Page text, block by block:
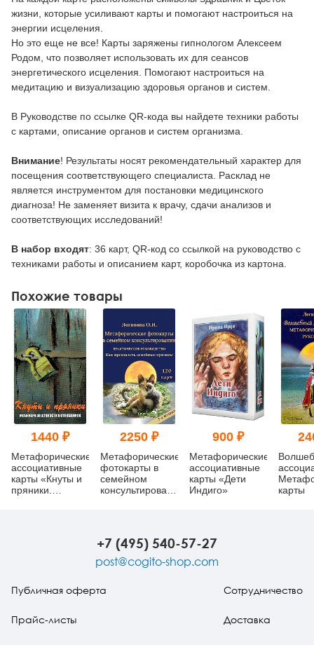
жизни, которые усиливают карты и помогают настроиться на
энергии исцеления.
Но это еще не все! Карты заряжены гипнологом Алексеем
Родом, что позволяет использовать их для сеансов
энергетического исцеления. Помогают настроиться на
медитацию и визуализацию здоровья органов и систем.
В Руководстве по ссылке QR-кода вы найдете техники работы
с картами, описание органов и систем организма.
Внимание! Результаты носят рекомендательный характер для
посещения соответствующего специалиста. Расклад не
является инструментом для постановки медицинского
диагноза! Не заменяет визита к врачу, сдачи анализов и
соответствующих исследований!
В набор входят: 36 карт, QR-код со ссылкой на руководство с
техниками работы и описанием карт, коробочка из картона.
Похожие товары
1440 ₽
Метафорические
ассоциативные
карты «Кнуты и
пряники.
2250 ₽
Метафорические
фотокарты в
семейном
консультировании.
кризисы
900 ₽
Метафорические
ассоциативные
карты «Дети
Индиго»
карты
+7 (495) 540-57-27
post@cogito-shop.com
Публичная оферта
Прайс-листы
Сотрудничество
Доставка